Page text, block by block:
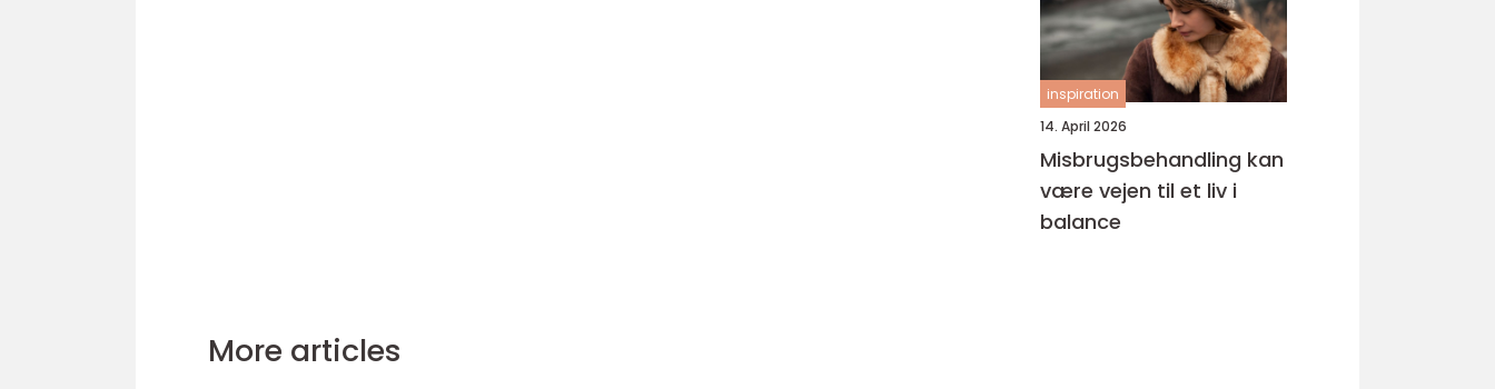
inspiration
14. April 2026
Misbrugsbehandling kan
være vejen til et liv i
balance
More articles